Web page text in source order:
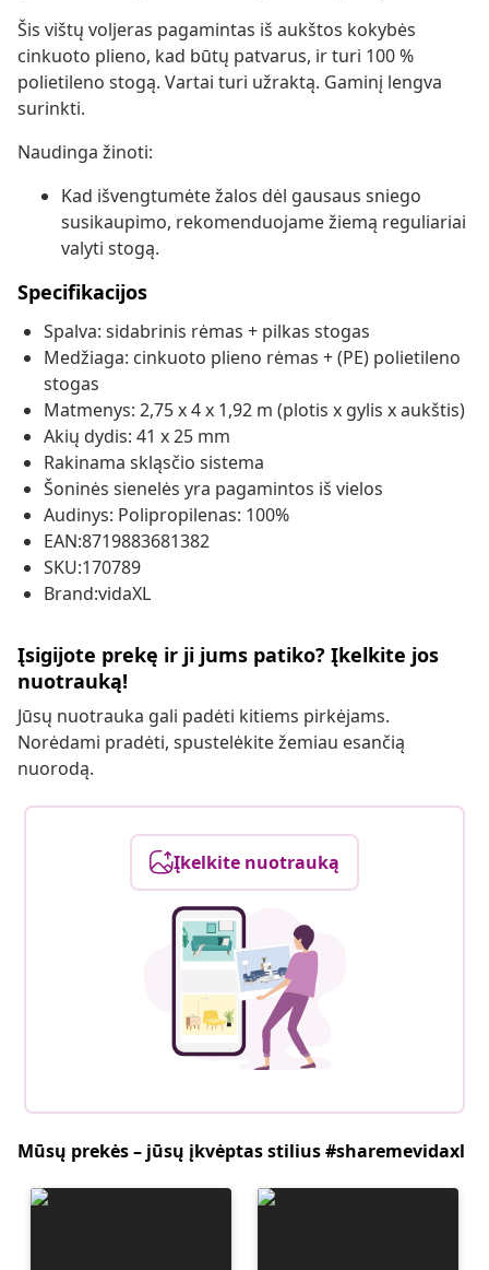
Šis vištų voljeras pagamintas iš aukštos kokybės
cinkuoto plieno, kad būtų patvarus, ir turi 100 %
polietileno stogą. Vartai turi užraktą. Gaminį lengva
surinkti.
Naudinga žinoti:
Kad išvengtumėte žalos dėl gausaus sniego
susikaupimo, rekomenduojame žiemą reguliariai
valyti stogą.
Specifikacijos
Spalva: sidabrinis rėmas + pilkas stogas
Medžiaga: cinkuoto plieno rėmas + (PE) polietileno
stogas
Matmenys: 2,75 x 4 x 1,92 m (plotis x gylis x aukštis)
Akių dydis: 41 x 25 mm
Rakinama skląsčio sistema
Šoninės sienelės yra pagamintos iš vielos
Audinys: Polipropilenas: 100%
EAN:8719883681382
SKU:170789
Brand:vidaXL
Įsigijote prekę ir ji jums patiko? Įkelkite jos
nuotrauką!
Jūsų nuotrauka gali padėti kitiems pirkėjams.
Norėdami pradėti, spustelėkite žemiau esančią
nuorodą.
Įkelkite nuotrauką
Mūsų prekės – jūsų įkvėptas stilius #sharemevidaxl